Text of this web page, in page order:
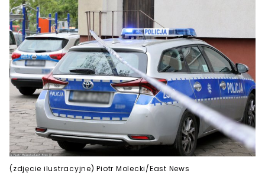
(zdjęcie ilustracyjne) Piotr Molecki/East News